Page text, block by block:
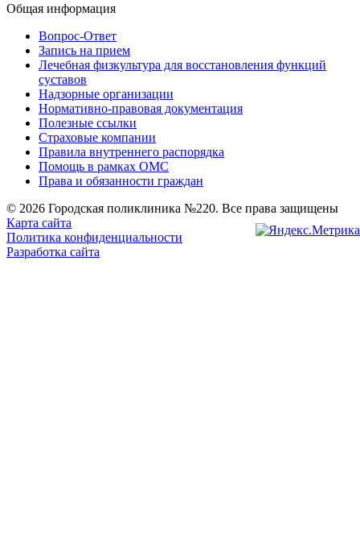
Общая информация
Вопрос-Ответ
Запись на прием
Лечебная физкультура для восстановления функций
суставов
Надзорные организации
Нормативно-правовая документация
Полезные ссылки
Страховые компании
Правила внутреннего распорядка
Помощь в рамках ОМС
Права и обязанности граждан
© 2026 Городская поликлиника №220. Все права защищены
Карта сайта
Политика конфиденциальности
Разработка сайта